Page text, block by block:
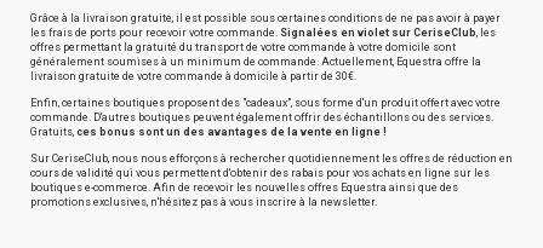
Grâce à la livraison gratuite, il est possible sous certaines conditions de ne pas avoir à payer
les frais de ports pour recevoir votre commande. Signalées en violet sur CeriseClub, les
offres permettant la gratuité du transport de votre commande à votre domicile sont
généralement soumises à un minimum de commande. Actuellement, Equestra offre la
livraison gratuite de votre commande à domicile à partir de 30€.
Enfin, certaines boutiques proposent des "cadeaux", sous forme d'un produit offert avec votre
commande. D'autres boutiques peuvent également offrir des échantillons ou des services.
Gratuits, ces bonus sont un des avantages de la vente en ligne !
Sur CeriseClub, nous nous efforçons à rechercher quotidiennement les offres de réduction en
cours de validité qui vous permettent d'obtenir des rabais pour vos achats en ligne sur les
boutiques e-commerce. Afin de recevoir les nouvelles offres Equestra ainsi que des
promotions exclusives, n'hésitez pas à vous inscrire à la newsletter.